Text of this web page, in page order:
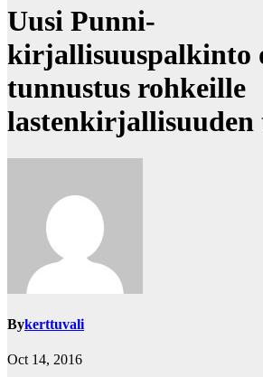
Uusi Punni-
kirjallisuuspalkinto
tunnustus rohkeille
Bykerttuvali
Oct 14, 2016